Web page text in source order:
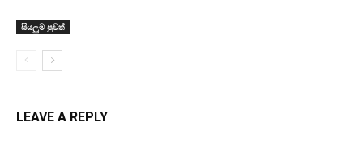
සියලුම පුවත්
LEAVE A REPLY